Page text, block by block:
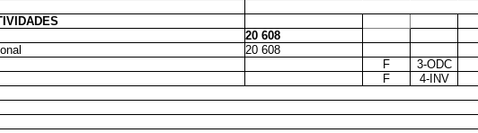
20 608
20 608
F
3-ODC
F
4-INV